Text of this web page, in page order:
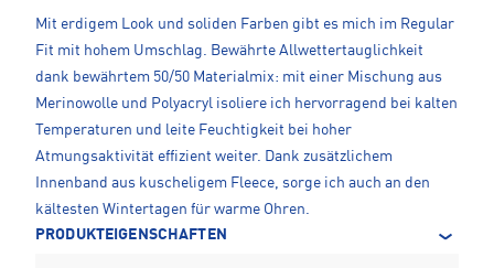
Mit erdigem Look und soliden Farben gibt es mich im Regular
Fit mit hohem Umschlag. Bewährte Allwettertauglichkeit
dank bewährtem 50/50 Materialmix: mit einer Mischung aus
Merinowolle und Polyacryl isoliere ich hervorragend bei kalten
Temperaturen und leite Feuchtigkeit bei hoher
Atmungsaktivität effizient weiter. Dank zusätzlichem
Innenband aus kuscheligem Fleece, sorge ich auch an den
kältesten Wintertagen für warme Ohren.
PRODUKTEIGENSCHAFTEN